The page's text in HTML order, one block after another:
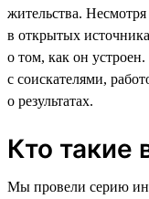
жительства.
в открытых
о том, как он
с соискателями,
о результатах.
Кто такие
Мы провели серию